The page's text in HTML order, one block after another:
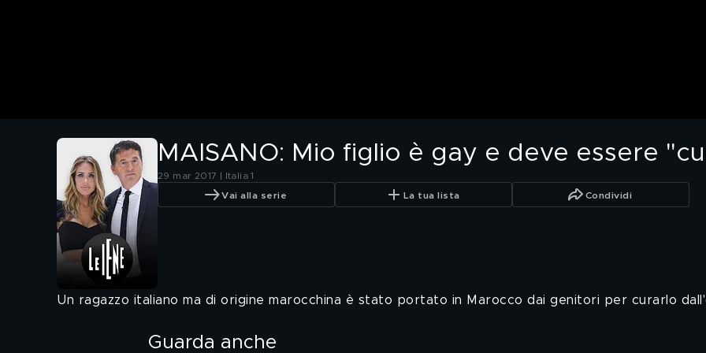
MAISANO: Mio figlio è gay e deve essere
29 mar 2017 | Italia 1
Vai alla serie La tua lista Condividi
Un ragazzo italiano ma di origine marocchina è stato portato in Marocco dai genitori per curarlo
Guarda anche